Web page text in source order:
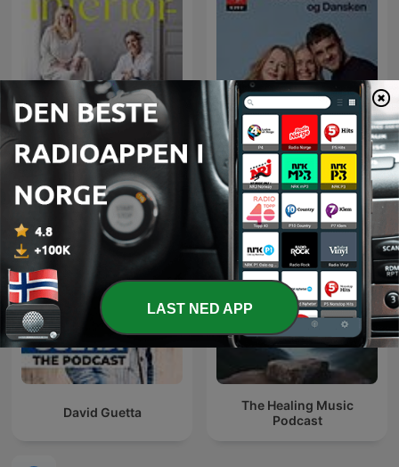
Interiørrådet
Norsken, svensken og
dansken
David Guetta
The Healing Music
Podcast
LAST NED APP